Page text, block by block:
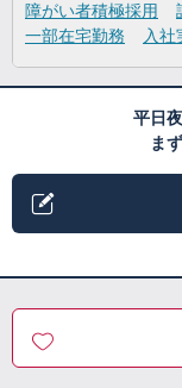
障がい者積極採用
一部在宅勤務
入社
平日
ま